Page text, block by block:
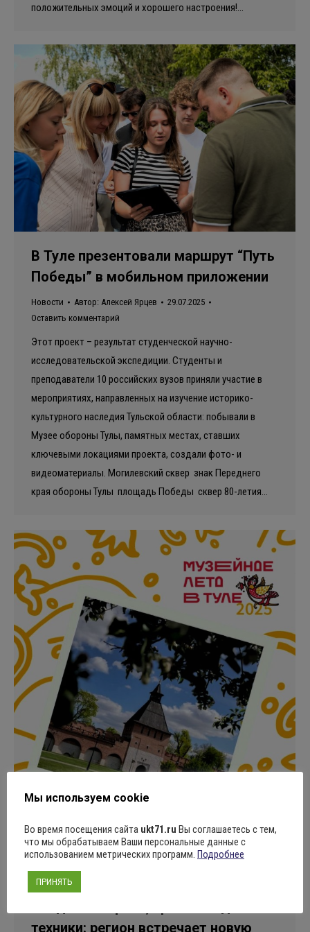
положительных эмоций и хорошего настроения!…
В Туле презентовали маршрут “Путь
Победы” в мобильном приложении
Новости Автор: Алексей Ярцев
29.07.2025
Оставить комментарий
Этот проект – результат студенческой научно-
исследовательской экспедиции. Студенты и
преподаватели 10 российских вузов приняли участие в
мероприятиях, направленных на изучение историко-
культурного наследия Тульской области: побывали в
Музее обороны Тулы, памятных местах, ставших
ключевыми локациями проекта, создали фото- и
видеоматериалы. Могилевский сквер знак Переднего
края обороны Тулы площадь Победы сквер 80-летия…
техники: регион встречает новую
Мы используем cookie
Во время посещения сайта ukt71.ru Вы соглашаетесь с тем,
что мы обрабатываем Ваши персональные данные с
использованием метрических программ. Подробнее
ПРИНЯТЬ